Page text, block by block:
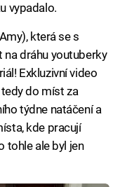
vypadalo.
která se s
na dráhu youtuberky
Exkluzivní video
do míst za
týdne natáčení a
kde pracují
tohle ale byl jen